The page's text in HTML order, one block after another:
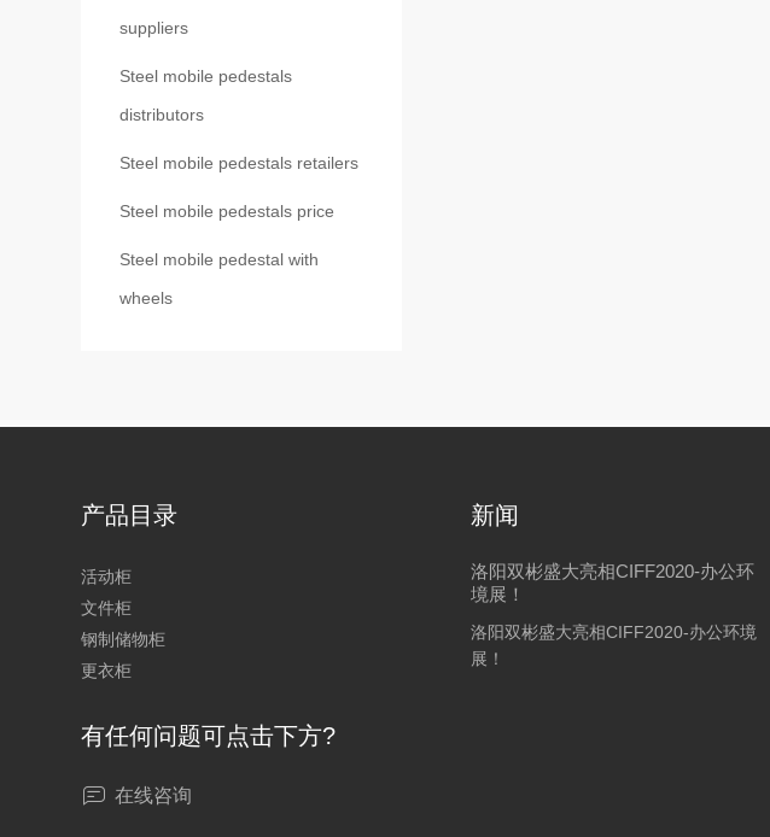
suppliers
Steel mobile pedestals
distributors
Steel mobile pedestals retailers
Steel mobile pedestals price
Steel mobile pedestal with
wheels
产品目录
活动柜
文件柜
钢制储物柜
更衣柜
有任何问题可点击下方?
在线咨询
新闻
洛阳双彬盛大亮相CIFF2020-办公环
境展！
洛阳双彬盛大亮相CIFF2020-办公环境
展！